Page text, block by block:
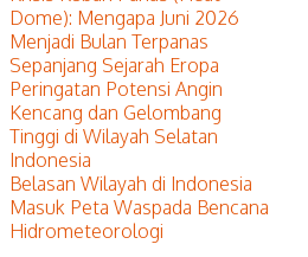
Dome): Mengapa Juni 2026
Menjadi Bulan Terpanas
Sepanjang Sejarah Eropa
Peringatan Potensi Angin
Kencang dan Gelombang
Tinggi di Wilayah Selatan
Indonesia
Belasan Wilayah di Indonesia
Masuk Peta Waspada Bencana
Hidrometeorologi